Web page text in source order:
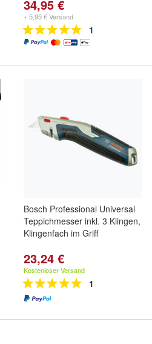
34,95 €
+ 5,95 € Versand
1
Bosch Professional Universal
Teppichmesser inkl. 3 Klingen,
Klingenfach im Griff
23,24 €
Kostenloser Versand
1